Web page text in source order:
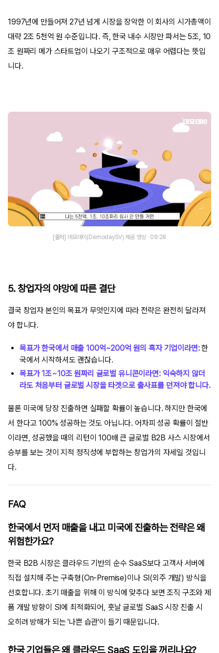
1997년에 만들어져 27년 넘게 시장을 장악한 이 회사의 시가총액이
대략 2조 5천억 원 수준입니다. 즉, 한국 내수 시장만 파서는 5조, 10
조 원짜리 메가 스타트업이 나오기 구조적으로 매우 어렵다는 뜻입
니다.
[출처] 데모데이(DemodaySV) 제공 영상 · 09:28
5. 창업자의 야망에 따른 결단
결국 창업자 본인의 목표가 무엇인지에 따라 전략은 완전히 달라져
야 합니다.
목표가 한국에서 매출 100억~200억 원의 흑자 기업이라면:한
국에서 시작하셔도 괜찮습니다.
목표가 1조~10조 원짜리 글로벌 유니콘이라면: 익숙하지 않더
라도 처음부터 글로벌 시장을 타겟으로 출사표를 던져야 합니다.
물론 미국에 당장 진출하면 실패할 확률이 높습니다. 하지만 한국에
서 한다고 100% 성공하는 것도 아닙니다. 어차피 성공 확률이 절반
이라면, 성공했을 때의 리턴이 100배 큰 글로벌 B2B 사스 시장에서
승부를 보는 것이 지적 정직성에 부합하는 창업가의 자세일 것입니
다.
FAQ
한국에서 먼저 매출을 내고 미국에 진출하는 전략은 왜
위험한가요?
한국 B2B 시장은 클라우드 기반의 순수 SaaS보다 고객사 서버에
직접 설치해 주는 구축형(On-Premise)이나 SI(외주 개발) 방식을
선호합니다. 초기 매출을 위해 이 방식에 맞추다 보면 조직 구조와 제
품 개발 방향이 SI에 최적화되어, 훗날 글로벌 SaaS 시장 진출 시
오히려 방해가 되는 '나쁜 습관'이 들기 때문입니다.
한국 기업들은 왜 클라우드 SaaS 도입을 꺼리나요?